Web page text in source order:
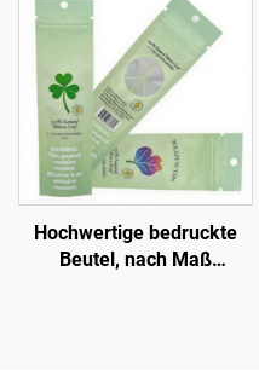
Verpackungsbeutel für
trockene Tierleckereien,
Katzenfutter, Hundefutter
Hochwertige bedruckte
Beutel, nach Maß